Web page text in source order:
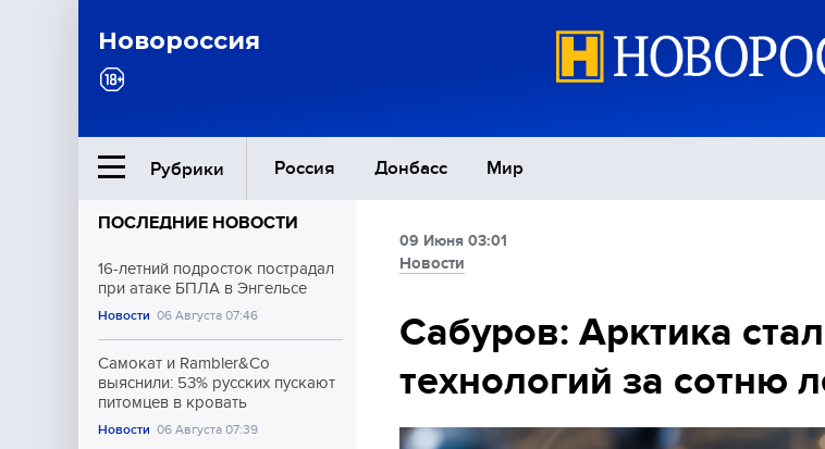
Новороссия
Рубрики Россия Донбасс Мир
Ближний Восток
Общество
Экономика
Культура
Спорт
ПОСЛЕДНИЕ НОВОСТИ
16-летний подросток пострадал
при атаке БПЛА в Энгельсе
Новости 06 Августа 07:46
Самокат и Rambler&Co
выяснили: 53% русских пускают
питомцев в кровать
Новости 06 Августа 07:39
09 Июня 03:01
Новости
Сабуров: Арктика
технологий за сотню